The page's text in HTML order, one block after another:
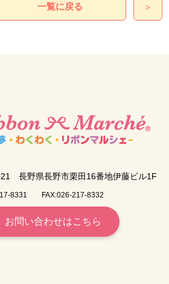
一覧に戻る ＞
長野県長野市栗田16番地伊藤ビル1F
8331 FAX:026-217-8332
お問い合わせはこちら